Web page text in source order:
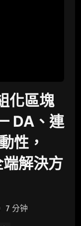
化區塊
DA、連
性，
解決方
7 分钟